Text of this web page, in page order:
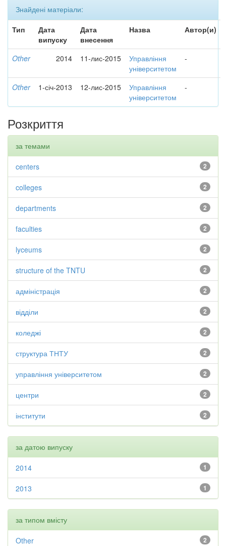
Знайдені матеріали:
Тип
Дата
випуску
Дата
внесення
Назва Автор(и)
Other 2014 11-лис-2015
Управління
університетом
-
Other 1-січ-2013 12-лис-2015
Управління
університетом
-
Розкриття
за темами
2
centers
2
colleges
2
departments
2
faculties
2
lyceums
2
structure of the TNTU
2
адміністрація
2
відділи
2
коледжі
2
структура ТНТУ
2
управління університетом
2
центри
2
інститути
за датою випуску
1
2014
1
2013
за типом вмісту
2
Other